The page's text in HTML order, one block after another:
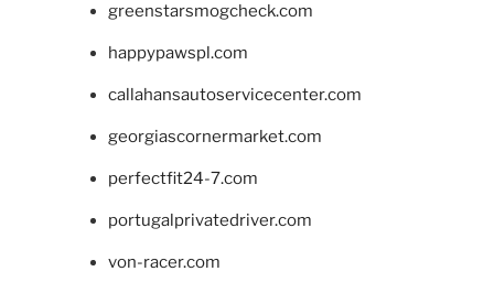
greenstarsmogcheck.com
happypawspl.com
callahansautoservicecenter.com
georgiascornermarket.com
perfectfit24-7.com
portugalprivatedriver.com
von-racer.com